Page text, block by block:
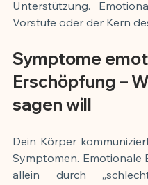
Unterstützung.
Vorstufe oder der Kern
Symptome
Erschöpfung –
sagen will
Dein Körper
Symptomen. Emotionale
allein durch